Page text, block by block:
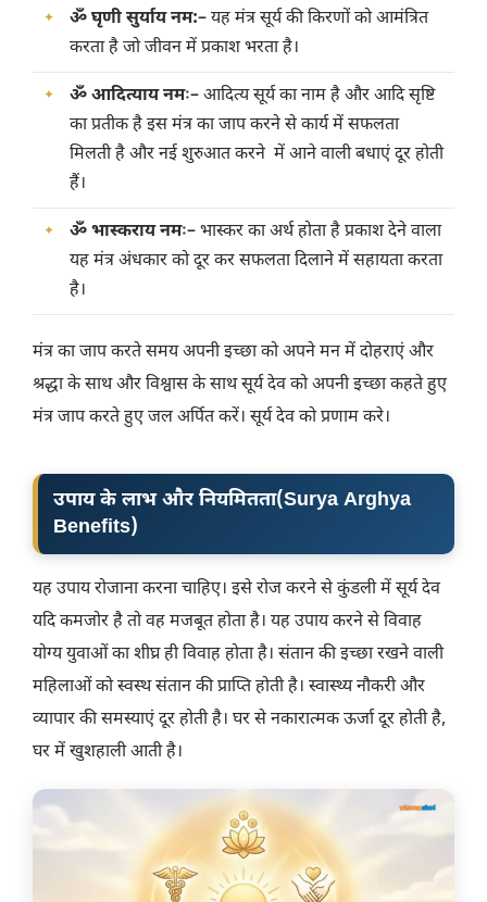
ॐ घृणी सुर्याय नम:– यह मंत्र सूर्य की किरणों को आमंत्रित
करता है जो जीवन में प्रकाश भरता है।
ॐ आदित्याय नमः– आदित्य सूर्य का नाम है और आदि सृष्टि
का प्रतीक है इस मंत्र का जाप करने से कार्य में सफलता
मिलती है और नई शुरुआत करने में आने वाली बधाएं दूर होती
हैं।
ॐ भास्कराय नमः– भास्कर का अर्थ होता है प्रकाश देने वाला
यह मंत्र अंधकार को दूर कर सफलता दिलाने में सहायता करता
है।
मंत्र का जाप करते समय अपनी इच्छा को अपने मन में दोहराएं और
श्रद्धा के साथ और विश्वास के साथ सूर्य देव को अपनी इच्छा कहते हुए
मंत्र जाप करते हुए जल अर्पित करें। सूर्य देव को प्रणाम करे।
उपाय के लाभ और नियमितता(Surya Arghya
Benefits)
यह उपाय रोजाना करना चाहिए। इसे रोज करने से कुंडली में सूर्य देव
यदि कमजोर है तो वह मजबूत होता है। यह उपाय करने से विवाह
योग्य युवाओं का शीघ्र ही विवाह होता है। संतान की इच्छा रखने वाली
महिलाओं को स्वस्थ संतान की प्राप्ति होती है। स्वास्थ्य नौकरी और
व्यापार की समस्याएं दूर होती है। घर से नकारात्मक ऊर्जा दूर होती है,
घर में खुशहाली आती है।